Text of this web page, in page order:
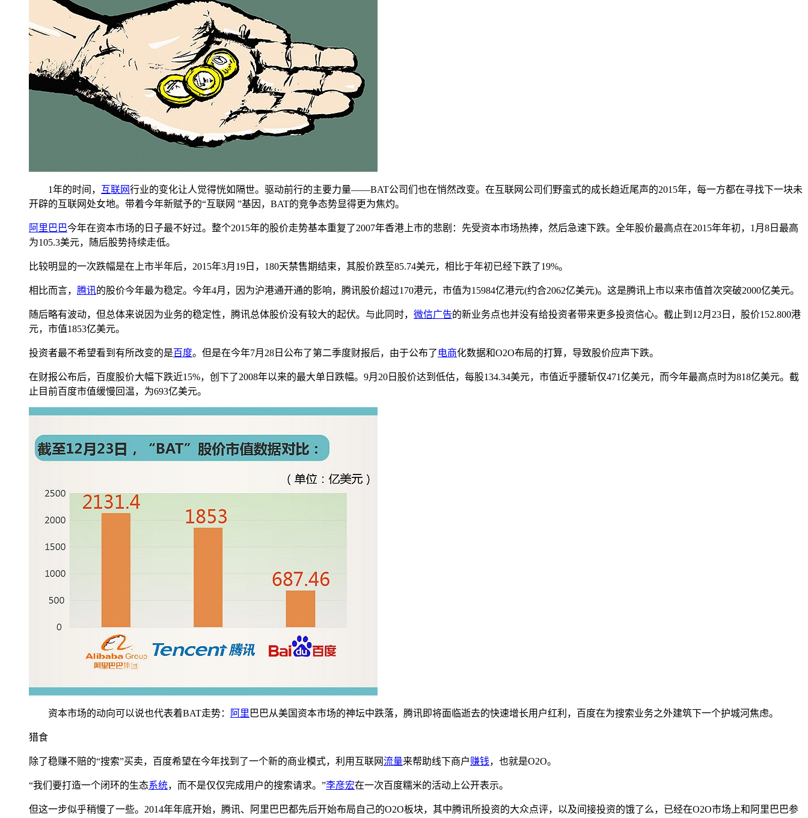
1年的时间， 互联网行业的变化让人觉得恍如隔世。驱动前行的主要力量——BAT公司们也在悄然改变。在互联网公司们野蛮式的成长趋近尾声的2015年，每一方都在寻找下一块未
开辟的互联网处女地。带着今年新赋予的“互联网 ”基因，BAT的竞争态势显得更为焦灼。
阿里巴巴今年在资本市场的日子最不好过。整个2015年的股价走势基本重复了2007年香港上市的悲剧：先受资本市场热捧，然后急速下跌。全年股价最高点在2015年年初，1月8日最高
为105.3美元，随后股势持续走低。
比较明显的一次跌幅是在上市半年后，2015年3月19日，180天禁售期结束，其股价跌至85.74美元，相比于年初已经下跌了19%。
相比而言， 腾讯的股价今年最为稳定。今年4月，因为沪港通开通的影响，腾讯股价超过170港元，市值为15984亿港元(约合2062亿美元)。这是腾讯上市以来市值首次突破2000亿美元。
随后略有波动，但总体来说因为业务的稳定性，腾讯总体股价没有较大的起伏。与此同时， 微信广告的新业务点也并没有给投资者带来更多投资信心。截止到12月23日，股价152.800港
元，市值1853亿美元。
投资者最不希望看到有所改变的是百度。但是在今年7月28日公布了第二季度财报后，由于公布了 电商化数据和O2O布局的打算，导致股价应声下跌。
在财报公布后，百度股价大幅下跌近15%，创下了2008年以来的最大单日跌幅。9月20日股价达到低估，每股134.34美元，市值近乎腰斩仅471亿美元，而今年最高点时为818亿美元。截
止目前百度市值缓慢回温，为693亿美元。
资本市场的动向可以说也代表着BAT走势： 阿里 巴巴从美国资本市场的神坛中跌落，腾讯即将面临逝去的快速增长用户红利，百度在为搜索业务之外建筑下一个护城河焦虑。
猎食
除了稳赚不赔的“搜索”买卖，百度希望在今年找到了一个新的商业模式，利用互联网流量来帮助线下商户赚钱，也就是O2O。
“我们要打造一个闭环的生态系统，而不是仅仅完成用户的搜索请求。”李彦宏在一次百度糯米的活动上公开表示。
但这一步似乎稍慢了一些。2014年年底开始，腾讯、阿里巴巴都先后开始布局自己的O2O板块，其中腾讯所投资的大众点评，以及间接投资的饿了么，已经在O2O市场上和阿里巴巴参